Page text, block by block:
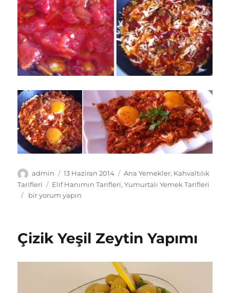
Yazar
admin
Yayın
tarihi
13 Haziran 2014 Kategoriler
Ana Yemekler, Kahvaltılık
Tarifleri
Etiketler
Elif Hanımın Tarifleri,Yumurtalı Yemek Tarifleri
Kaşarlı
bir yorum yapın
Çizik Yeşil Zeytin Yapımı